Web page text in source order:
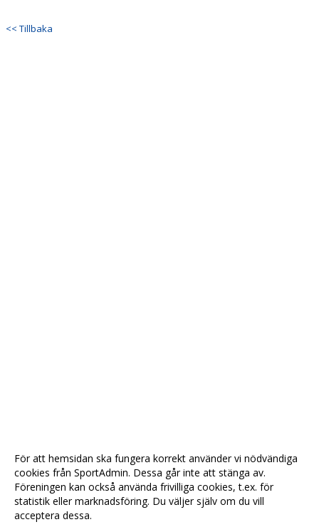
<< Tillbaka
För att hemsidan ska fungera korrekt använder vi nödvändiga
cookies från SportAdmin. Dessa går inte att stänga av.
Föreningen kan också använda frivilliga cookies, t.ex. för
statistik eller marknadsföring. Du väljer själv om du vill
acceptera dessa.